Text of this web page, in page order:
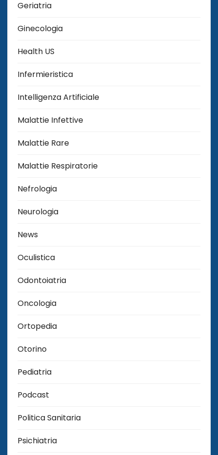
Geriatria
Ginecologia
Health US
Infermieristica
Intelligenza Artificiale
Malattie Infettive
Malattie Rare
Malattie Respiratorie
Nefrologia
Neurologia
News
Oculistica
Odontoiatria
Oncologia
Ortopedia
Otorino
Pediatria
Podcast
Politica Sanitaria
Psichiatria